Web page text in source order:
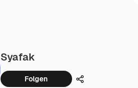
Syafak
Folgen Teilen